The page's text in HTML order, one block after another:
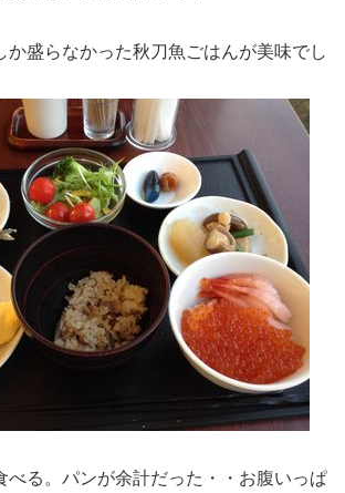
か盛らなかった秋刀魚ごはんが美味でし
べる。パンが余計だった・・お腹いっぱ